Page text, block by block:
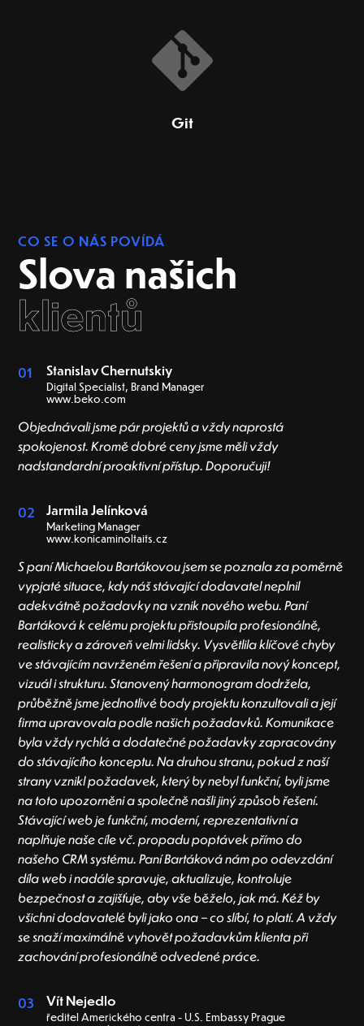
Git
CO SE O NÁS POVÍDÁ
Slova našich
klientů
01 Stanislav Chernutskiy
Digital Specialist, Brand Manager
www.beko.com
Objednávali jsme pár projektů a vždy naprostá
spokojenost. Kromě dobré ceny jsme měli vždy
nadstandardní proaktivní přístup. Doporučuji!
02 Jarmila Jelínková
Marketing Manager
www.konicaminoltaits.cz
S paní Michaelou Bartákovou jsem se poznala za poměrně
vypjaté situace, kdy náš stávající dodavatel neplnil
adekvátně požadavky na vznik nového webu. Paní
Bartáková k celému projektu přistoupila profesionálně,
realisticky a zároveň velmi lidsky. Vysvětlila klíčové chyby
ve stávajícím navrženém řešení a připravila nový koncept,
vizuál i strukturu. Stanovený harmonogram dodržela,
průběžně jsme jednotlivé body projektu konzultovali a její
firma upravovala podle našich požadavků. Komunikace
byla vždy rychlá a dodatečné požadavky zapracovány
do stávajícího konceptu. Na druhou stranu, pokud z naší
strany vznikl požadavek, který by nebyl funkční, byli jsme
na toto upozorněni a společně našli jiný způsob řešení.
Stávající web je funkční, moderní, reprezentativní a
naplňuje naše cíle vč. propadu poptávek přímo do
našeho CRM systému. Paní Bartáková nám po odevzdání
díla web i nadále spravuje, aktualizuje, kontroluje
bezpečnost a zajišťuje, aby vše běželo, jak má. Kéž by
všichni dodavatelé byli jako ona – co slíbí, to platí. A vždy
se snaží maximálně vyhovět požadavkům klienta při
zachování profesionálně odvedené práce.
03 Vít Nejedlo
ředitel Amerického centra - U.S. Embassy Prague